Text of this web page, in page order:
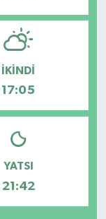
İKINDI
17:05
YATSI
21:42